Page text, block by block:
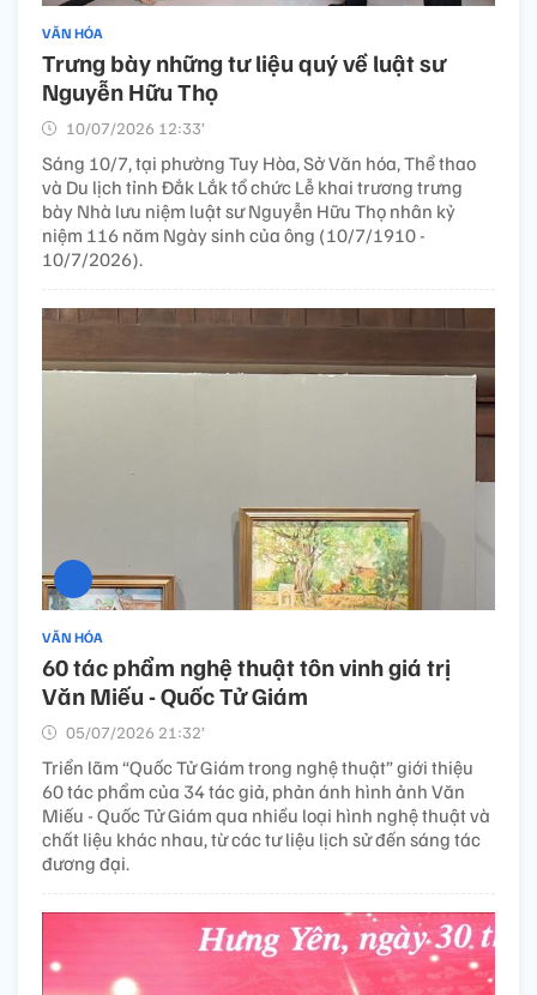
VĂN HÓA
Trưng bày những tư liệu quý về luật sư
Nguyễn Hữu Thọ
10/07/2026 12:33’
Sáng 10/7, tại phường Tuy Hòa, Sở Văn hóa, Thể thao
và Du lịch tỉnh Đắk Lắk tổ chức Lễ khai trương trưng
bày Nhà lưu niệm luật sư Nguyễn Hữu Thọ nhân kỷ
niệm 116 năm Ngày sinh của ông (10/7/1910 -
10/7/2026).
VĂN HÓA
60 tác phẩm nghệ thuật tôn vinh giá trị
Văn Miếu - Quốc Tử Giám
05/07/2026 21:32’
Triển lãm “Quốc Tử Giám trong nghệ thuật” giới thiệu
60 tác phẩm của 34 tác giả, phản ánh hình ảnh Văn
Miếu - Quốc Tử Giám qua nhiều loại hình nghệ thuật và
chất liệu khác nhau, từ các tư liệu lịch sử đến sáng tác
đương đại.